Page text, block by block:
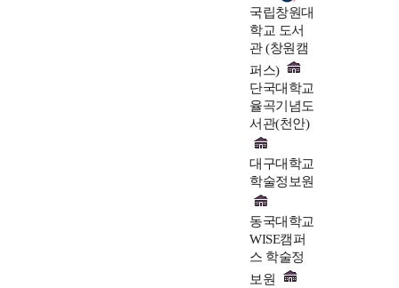
국립창원대
학교 도서
관 (창원캠
퍼스)
단국대학교
율곡기념도
서관(천안)
대구대학교
학술정보원
동국대학교
WISE캠퍼
스 학술정
보원